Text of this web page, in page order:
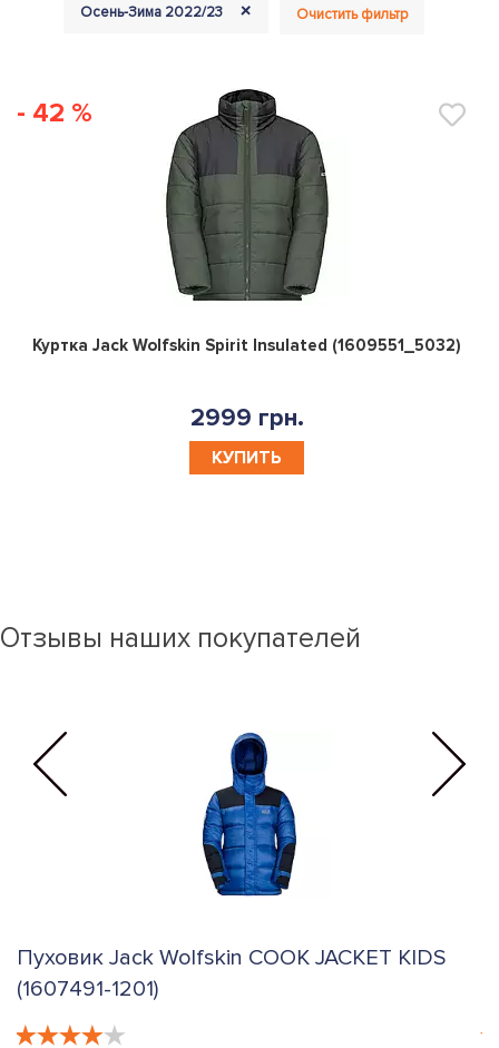
Осень-Зима 2022/23 + Очистить фильтр
- 42 %
0
Куртка Jack Wolfskin Spirit Insulated (1609551_5032)
2999 грн.
КУПИТЬ
Отзывы наших покупателей
Пуховик Jack Wolfskin COOK JACKET KIDS
(1607491-1201)